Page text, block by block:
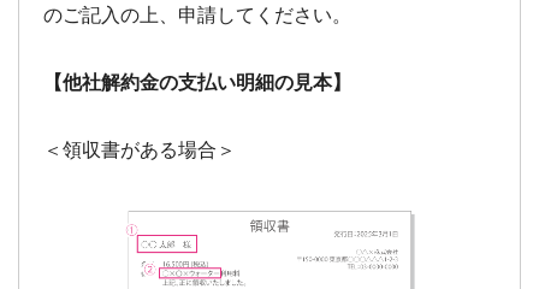
のご記入の上、申請してください。
【他社解約金の支払い明細の見本】
＜領収書がある場合＞